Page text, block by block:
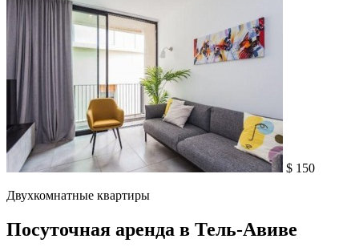
$ 150
Двухкомнатные квартиры
Посуточная аренда в Тель-Авиве